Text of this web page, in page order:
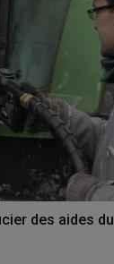
des aides du